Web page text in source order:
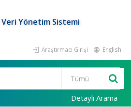
Yönetim Sistemi
Araştırmacı Girişi English
Detaylı Arama